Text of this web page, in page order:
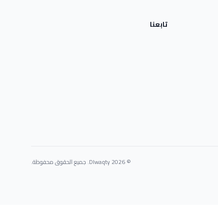
تابعنا
© 2026 Dlwaqty. جميع الحقوق محفوظة.